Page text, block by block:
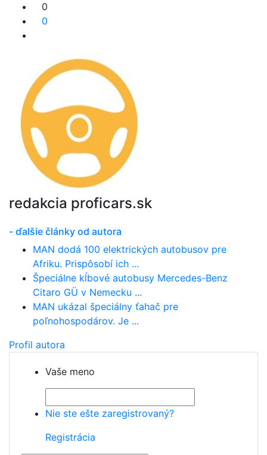
0
0
redakcia proficars.sk
- ďalšie články od autora
MAN dodá 100 elektrických autobusov pre
Afriku. Prispôsobí ich ...
Špeciálne kĺbové autobusy Mercedes-Benz
Citaro GÜ v Nemecku ...
MAN ukázal špeciálny ťahač pre
poľnohospodárov. Je ...
Profil autora
Vaše meno
Nie ste ešte zaregistrovaný?
Registrácia